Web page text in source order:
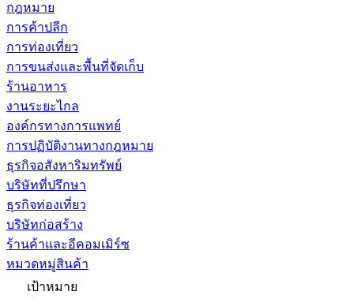
กฎหมาย
การค้าปลีก
การท่องเที่ยว
การขนส่งและพื้นที่จัดเก็บ
ร้านอาหาร
งานระยะไกล
องค์กรทางการแพทย์
การปฏิบัติงานทางกฎหมาย
ธุรกิจอสังหาริมทรัพย์
บริษัทที่ปรึกษา
ธุรกิจท่องเที่ยว
บริษัทก่อสร้าง
ร้านค้าและอีคอมเมิร์ซ
หมวดหมู่สินค้า
เป้าหมาย